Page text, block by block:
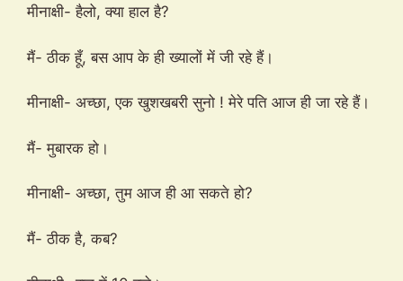
मीनाक्षी- हैलो, क्या हाल है?
मैं- ठीक हूँ, बस आप के ही ख्यालों में जी रहे हैं।
मीनाक्षी- अच्छा, एक खुशखबरी सुनो ! मेरे पति आज ही जा रहे हैं।
मैं- मुबारक हो।
मीनाक्षी- अच्छा, तुम आज ही आ सकते हो?
मैं- ठीक है, कब?